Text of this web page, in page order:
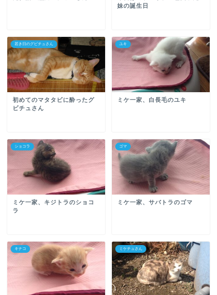
妹の誕生日
若き日のグビチュさん
初めてのマタタビに酔ったグ
ビチュさん
ユキ
ミケ一家、白長毛のユキ
ショコラ
ミケ一家、キジトラのショコ
ラ
ゴマ
ミケ一家、サバトラのゴマ
キナコ ミケチュさん